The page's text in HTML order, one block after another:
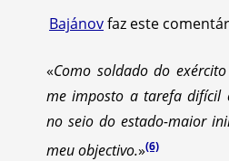
Bajánovfaz este
«Como soldado do
me imposto a tarefa difícil
no seio do estado-maior
meu objectivo.»(6)